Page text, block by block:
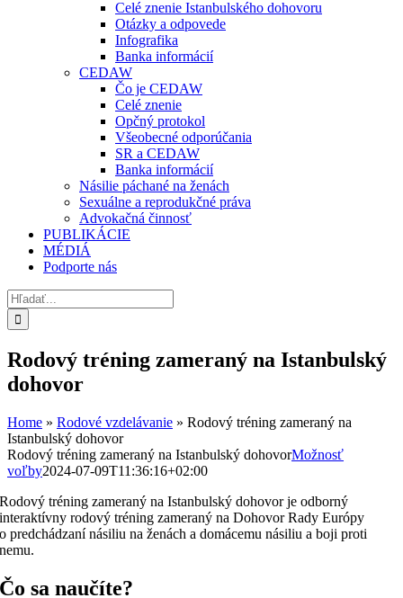
Celé znenie Istanbulského dohovoru
Otázky a odpovede
Infografika
Banka informácií
CEDAW
Čo je CEDAW
Celé znenie
Opčný protokol
Všeobecné odporúčania
SR a CEDAW
Banka informácií
Násilie páchané na ženách
Sexuálne a reprodukčné práva
Advokačná činnosť
PUBLIKÁCIE
MÉDIÁ
Podporte nás
Hľadať:
Rodový tréning zameraný na Istanbulský
dohovor
Home » Rodové vzdelávanie » Rodový tréning zameraný na
Istanbulský dohovor
Rodový tréning zameraný na Istanbulský dohovorMožnosť
voľby2024-07-09T11:36:16+02:00
Rodový tréning zameraný na Istanbulský dohovor je odborný
interaktívny rodový tréning zameraný na Dohovor Rady Európy
o predchádzaní násiliu na ženách a domácemu násiliu a boji proti
nemu.
Čo sa naučíte?